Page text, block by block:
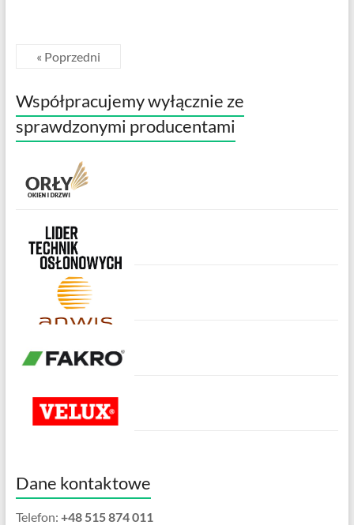
« Poprzedni
Współpracujemy wyłącznie ze
sprawdzonymi producentami
Dane kontaktowe
Telefon: +48 515 874 011